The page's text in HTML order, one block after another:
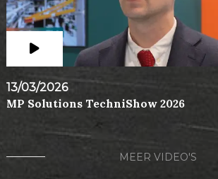
13/03/2026
MP Solutions TechniShow 2026
MEER VIDEO'S